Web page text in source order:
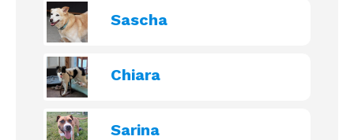
Sascha
Chiara
Sarina